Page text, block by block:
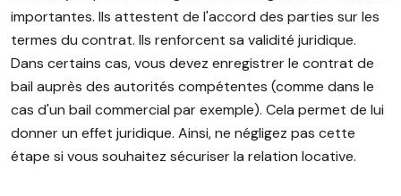
importantes. Ils attestent de l'accord des parties sur les
termes du contrat. Ils renforcent sa validité juridique.
Dans certains cas, vous devez enregistrer le contrat de
bail auprès des autorités compétentes (comme dans le
cas d'un bail commercial par exemple). Cela permet de lui
donner un effet juridique. Ainsi, ne négligez pas cette
étape si vous souhaitez sécuriser la relation locative.